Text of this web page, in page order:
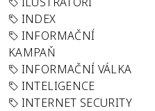
INDEX
INFORMAČNÍ
KAMPAŇ
INFORMAČNÍ VÁLKA
INTELIGENCE
INTERNET SECURITY